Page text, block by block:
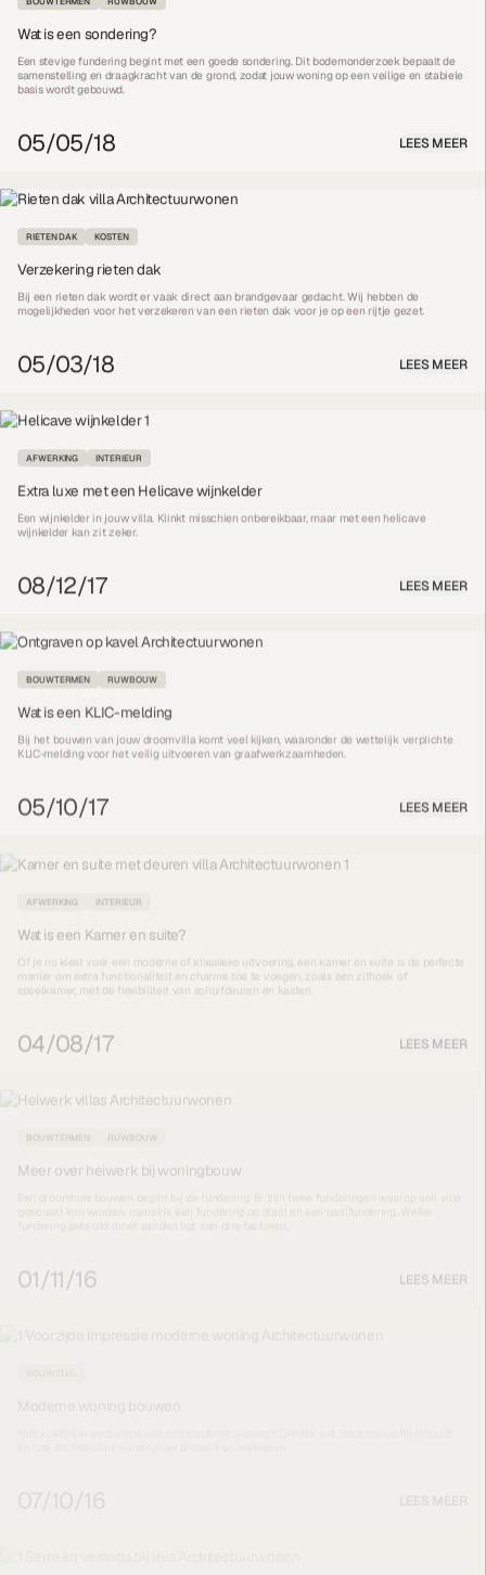
Wat is een sondering?
Een stevige fundering begint met een goede sondering. Dit bodemonderzoek bepaalt de
samenstelling en draagkracht van de grond, zodat jouw woning op een veilige en stabiele
basis wordt gebouwd.
05/05/18 LEES MEER
RIETEN DAK KOSTEN
Verzekering rieten dak
Bij een rieten dak wordt er vaak direct aan brandgevaar gedacht. Wij hebben de
mogelijkheden voor het verzekeren van een rieten dak voor je op een rijtje gezet.
05/03/18 LEES MEER
AFWERKING INTERIEUR
Extra luxe met een Helicave wijnkelder
Een wijnkelder in jouw villa. Klinkt misschien onbereikbaar, maar met een helicave
wijnkelder kan zit zeker.
08/12/17 LEES MEER
BOUWTERMEN RUWBOUW
Wat is een KLIC-melding
Bij het bouwen van jouw droomvilla komt veel kijken, waaronder de wettelijk verplichte
KLIC-melding voor het veilig uitvoeren van graafwerkzaamheden.
05/10/17 LEES MEER
AFWERKING INTERIEUR
Wat is een Kamer en suite?
Of je nu kiest voor een moderne of klassieke uitvoering, een kamer en suite is de perfecte
manier om extra functionaliteit en charme toe te voegen, zoals een zithoek of
speelkamer, met de flexibiliteit van schuifdeuren en kasten.
04/08/17 LEES MEER
BOUWTERMEN RUWBOUW
Meer over heiwerk bij woningbouw
01/11/16 LEES MEER